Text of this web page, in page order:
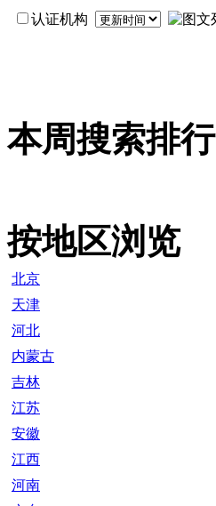
认证机构
本周搜索排行
按地区浏览
北京
天津
河北
内蒙古
吉林
江苏
安徽
江西
河南